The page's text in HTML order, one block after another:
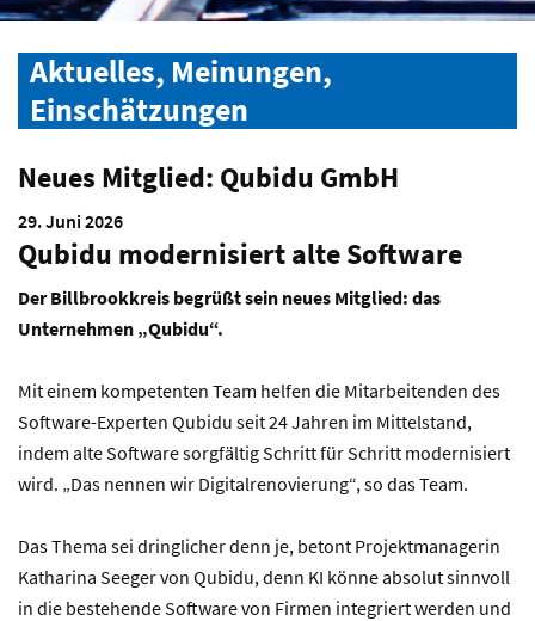
Aktuelles, Meinungen,
Einschätzungen
Neues Mitglied: Qubidu GmbH
29. Juni 2026
Qubidu modernisiert alte Software
Der Billbrookkreis begrüßt sein neues Mitglied: das
Unternehmen „Qubidu“.
Mit einem kompetenten Team helfen die Mitarbeitenden des
Software-Experten Qubidu seit 24 Jahren im Mittelstand,
indem alte Software sorgfältig Schritt für Schritt modernisiert
wird. „Das nennen wir Digitalrenovierung“, so das Team.
Das Thema sei dringlicher denn je, betont Projektmanagerin
Katharina Seeger von Qubidu, denn KI könne absolut sinnvoll
in die bestehende Software von Firmen integriert werden und